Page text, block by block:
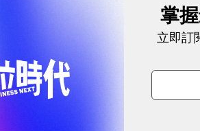
要！CuboAi年收5億寶寶攝影機
職場霸凌預防措施「最重罰15
掌
立即訂